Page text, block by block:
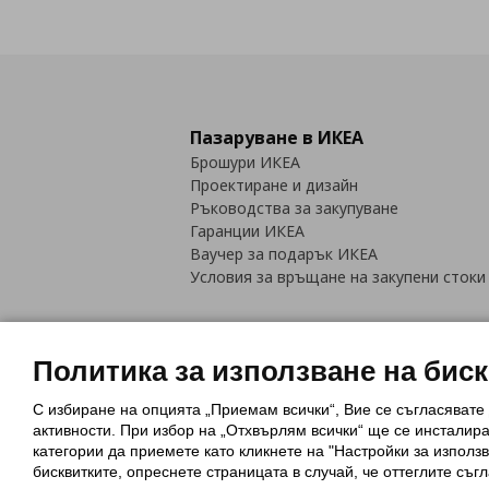
Пазаруване в ИКЕА
Брошури ИКЕА
Проектиране и дизайн
Ръководства за закупуване
Гаранции ИКЕА
Ваучер за подарък ИКЕА
Условия за връщане на закупени стоки
Политика за използване на
Обща политика за личните данни
Политика за защита на лични
Политика за използване на
С избиране на опцията „Приемам всички“, Вие се
активности. При избор на „Отхвърлям всички“ ще се
категории да приемете като кликнете на "Настройки за
бисквитките, опреснете страницата в случай, че оттеглите